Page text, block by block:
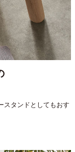
スタンドとしてもおす